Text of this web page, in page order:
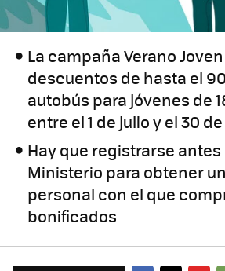
La campaña Verano
descuentos de hasta el
autobús para jóvenes de
entre el 1 de julio y el 30
Hay que registrarse antes
Ministerio para obtener
personal con el que
bonificados